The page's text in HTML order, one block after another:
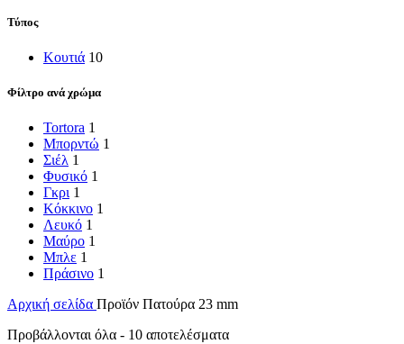
Τύπος
Κουτιά 10
Φίλτρο ανά χρώμα
Tortora 1
Μπορντώ 1
Σιέλ 1
Φυσικό 1
Γκρι 1
Κόκκινο 1
Λευκό 1
Μαύρο 1
Μπλε 1
Πράσινο 1
Αρχική σελίδα Προϊόν Πατούρα 23 mm
Προβάλλονται όλα - 10 αποτελέσματα